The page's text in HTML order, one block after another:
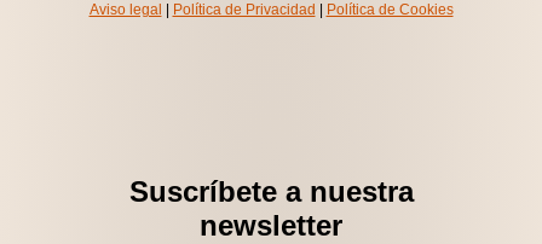
Aviso legal
Política de Privacidad Política de Cookies
Suscríbete a nuestra
newsletter